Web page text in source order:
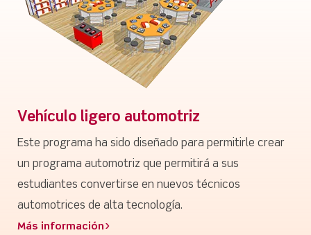
Vehículo ligero automotriz
Este programa ha sido diseñado para permitirle crear
un programa automotriz que permitirá a sus
estudiantes convertirse en nuevos técnicos
automotrices de alta tecnología.
Más información>